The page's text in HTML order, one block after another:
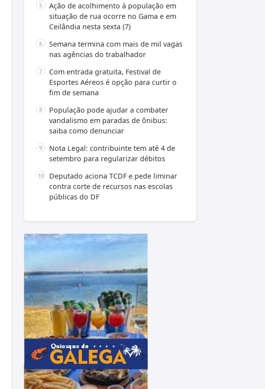
Ação de acolhimento à população em
situação de rua ocorre no Gama e em
Ceilândia nesta sexta (7)
Semana termina com mais de mil vagas
nas agências do trabalhador
Com entrada gratuita, Festival de
Esportes Aéreos é opção para curtir o
fim de semana
População pode ajudar a combater
vandalismo em paradas de ônibus:
saiba como denunciar
Nota Legal: contribuinte tem até 4 de
setembro para regularizar débitos
Deputado aciona TCDF e pede liminar
contra corte de recursos nas escolas
públicas do DF